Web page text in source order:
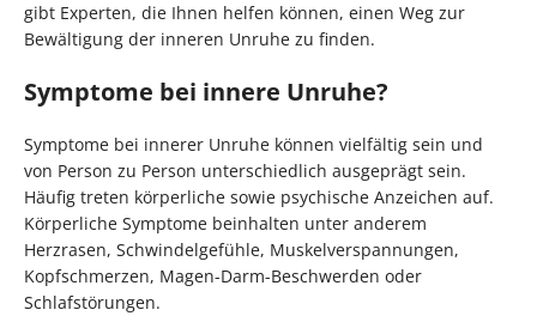
gibt Experten, die Ihnen helfen können, einen Weg zur
Bewältigung der inneren Unruhe zu finden.
Symptome bei innere Unruhe?
Symptome bei innerer Unruhe können vielfältig sein und
von Person zu Person unterschiedlich ausgeprägt sein.
Häufig treten körperliche sowie psychische Anzeichen auf.
Körperliche Symptome beinhalten unter anderem
Herzrasen, Schwindelgefühle, Muskelverspannungen,
Kopfschmerzen, Magen-Darm-Beschwerden oder
Schlafstörungen.